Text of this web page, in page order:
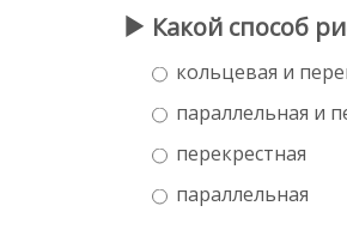
Какой способ
кольцевая и
параллельная и
перекрестная
параллельная